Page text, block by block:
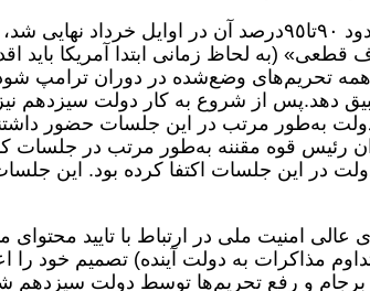
این کمیته موظف بود پیش‌نویس توافق وین را که حدود ٩٠تا٩٥درصد آن در اوایل خرداد
(به لحاظ زمانی ابتدا آمریکا باید
همه تحریم‌های وضع‌شده در دوران ترامپ
دهد.پس از شروع به کار دولت سیزدهم
دولت به‌طور مرتب در این جلسات حضور
رئیس قوه مقننه به‌طور مرتب در جلسات
در این جلسات اکتفا کرده بود. این
امنیت ملی در ارتباط با تایید محتوای
مذاکرات به دولت آینده) تصمیم خود را
برجام و رفع تحریم‌ها توسط دولت سیزدهم